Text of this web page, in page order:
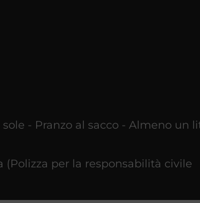
- Pranzo al sacco - Almeno un
(Polizza per la responsabilità civile